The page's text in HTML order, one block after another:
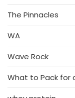
The Pinnacles
WA
Wave Rock
What to Pack for